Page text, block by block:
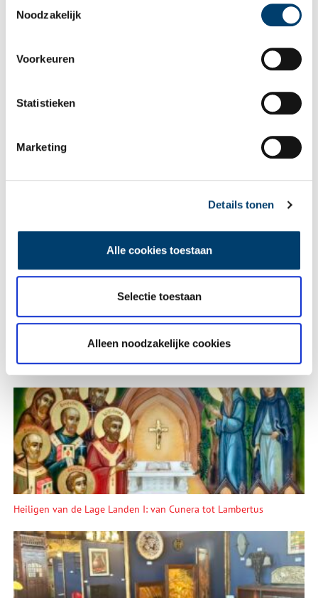
Noodzakelijk
Voorkeuren
Statistieken
Marketing
Details tonen
Alle cookies toestaan
Selectie toestaan
Alleen noodzakelijke cookies
Aanvullingen
gepubliceerd.
Vink dit aan als u op de hoogte gehouden wil worden.
Lees meer verhalen
Heiligen van de Lage Landen I: van Cunera tot Lambertus